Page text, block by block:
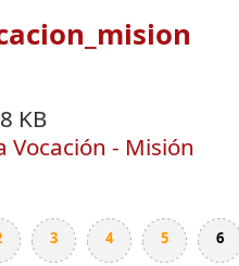
KB
Vocación - Misión
3 4 5 6